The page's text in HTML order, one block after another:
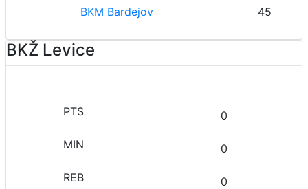
BKM Bardejov 45
BKŽ Levice
0
0
0